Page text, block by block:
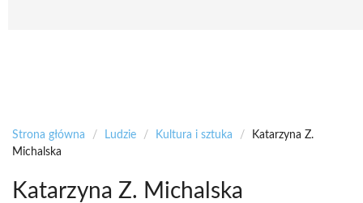
Strona główna / Ludzie / Kultura i sztuka /
Katarzyna Z.
Michalska
Katarzyna Z. Michalska